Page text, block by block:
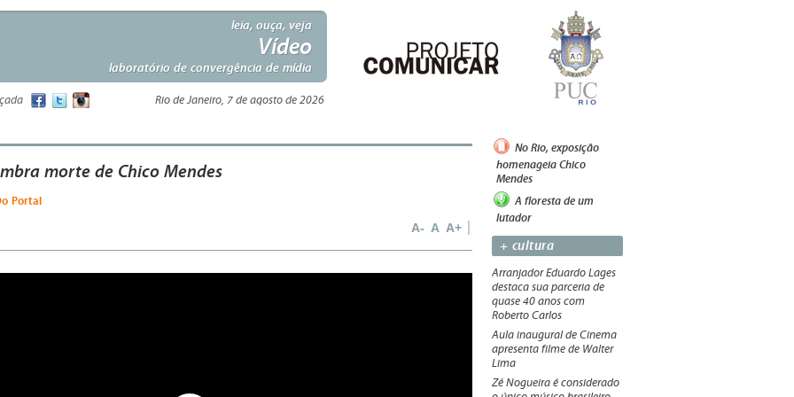
leia, ouça, veja
Vídeo
laboratório de convergência de mídia
Rio de Janeiro, 7 de agosto de 2026
morte de Chico Mendes
Portal
A- A A+
No Rio, exposição
homenageia Chico
Mendes
A floresta de um
lutador
+ cultura
Arranjador Eduardo Lages
destaca sua parceria de
quase 40 anos com
Roberto Carlos
Aula inaugural de Cinema
apresenta filme de Walter
Lima
Zé Nogueira é considerado